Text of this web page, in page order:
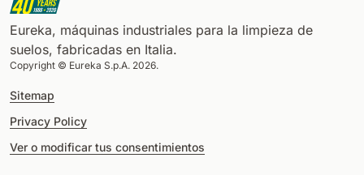
Eureka, máquinas industriales para la limpieza de
suelos, fabricadas en Italia.
Copyright © Eureka S.p.A. 2026.
Sitemap
Privacy Policy
Ver o modificar tus consentimientos